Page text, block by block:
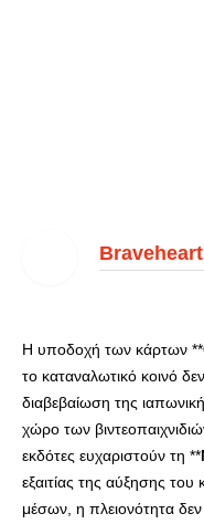
Η υποδοχή των κάρτων **
το καταναλωτικό κοινό
διαβεβαίωση της
χώρο των
εκδότες ευχαριστούν τη **
εξαιτίας της αύξησης
μέσων, η πλειονότητα δεν